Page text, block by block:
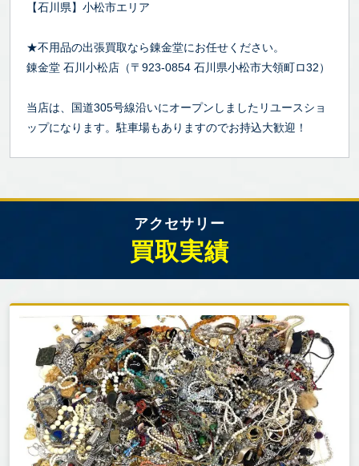
【石川県】小松市エリア
★不用品の出張買取なら錬金堂にお任せください。
錬金堂 石川小松店（〒923-0854 石川県小松市大領町ロ32）
当店は、国道305号線沿いにオープンしましたリユースショ
ップになります。駐車場もありますのでお持込大歓迎！
アクセサリー
買取実績